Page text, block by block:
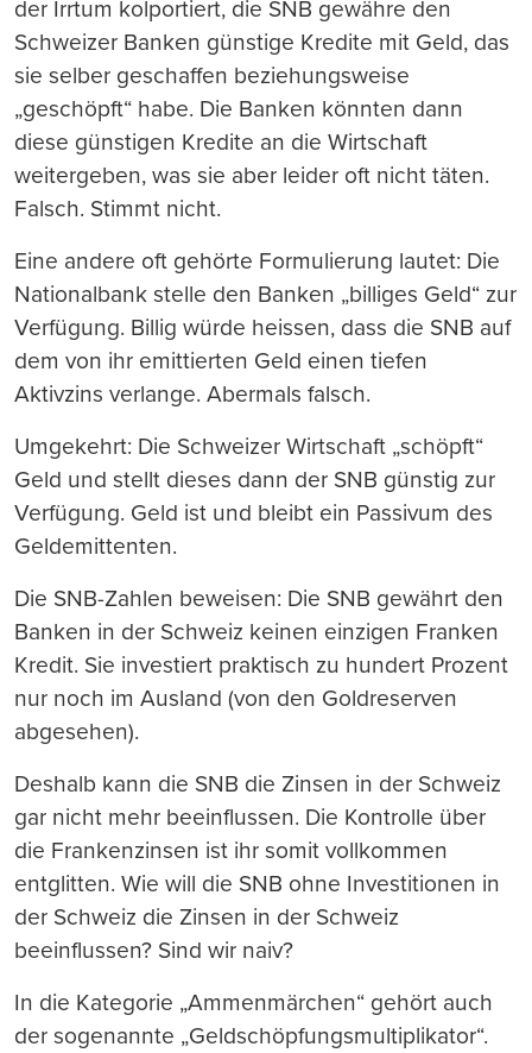
der Irrtum kolportiert, die SNB gewähre den
Schweizer Banken günstige Kredite mit Geld, das
sie selber geschaffen beziehungsweise
„geschöpft“ habe. Die Banken könnten dann
diese günstigen Kredite an die Wirtschaft
weitergeben, was sie aber leider oft nicht täten.
Falsch. Stimmt nicht.
Eine andere oft gehörte Formulierung lautet: Die
Nationalbank stelle den Banken „billiges Geld“ zur
Verfügung. Billig würde heissen, dass die SNB auf
dem von ihr emittierten Geld einen tiefen
Aktivzins verlange. Abermals falsch.
Umgekehrt: Die Schweizer Wirtschaft „schöpft“
Geld und stellt dieses dann der SNB günstig zur
Verfügung. Geld ist und bleibt ein Passivum des
Geldemittenten.
Die SNB-Zahlen beweisen: Die SNB gewährt den
Banken in der Schweiz keinen einzigen Franken
Kredit. Sie investiert praktisch zu hundert Prozent
nur noch im Ausland (von den Goldreserven
abgesehen).
Deshalb kann die SNB die Zinsen in der Schweiz
gar nicht mehr beeinflussen. Die Kontrolle über
die Frankenzinsen ist ihr somit vollkommen
entglitten. Wie will die SNB ohne Investitionen in
der Schweiz die Zinsen in der Schweiz
beeinflussen? Sind wir naiv?
In die Kategorie „Ammenmärchen“ gehört auch
der sogenannte „Geldschöpfungsmultiplikator“.